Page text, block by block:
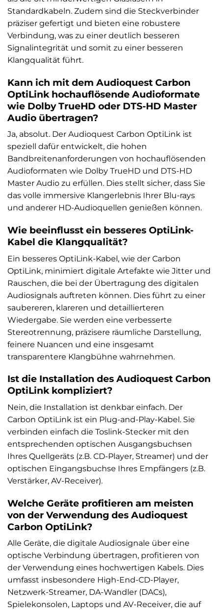
Standardkabeln. Zudem sind die Steckverbinder
präziser gefertigt und bieten eine robustere
Verbindung, was zu einer deutlich besseren
Signalintegrität und somit zu einer besseren
Klangqualität führt.
Kann ich mit dem Audioquest Carbon
OptiLink hochauflösende Audioformate
wie Dolby TrueHD oder DTS-HD Master
Audio übertragen?
Ja, absolut. Der Audioquest Carbon OptiLink ist
speziell dafür entwickelt, die hohen
Bandbreitenanforderungen von hochauflösenden
Audioformaten wie Dolby TrueHD und DTS-HD
Master Audio zu erfüllen. Dies stellt sicher, dass Sie
das volle immersive Klangerlebnis Ihrer Blu-rays
und anderer HD-Audioquellen genießen können.
Wie beeinflusst ein besseres OptiLink-
Kabel die Klangqualität?
Ein besseres OptiLink-Kabel, wie der Carbon
OptiLink, minimiert digitale Artefakte wie Jitter und
Rauschen, die bei der Übertragung des digitalen
Audiosignals auftreten können. Dies führt zu einer
saubereren, klareren und detaillierteren
Wiedergabe. Sie werden eine verbesserte
Stereotrennung, präzisere räumliche Darstellung,
feinere Nuancen und eine insgesamt
transparentere Klangbühne wahrnehmen.
Ist die Installation des Audioquest Carbon
OptiLink kompliziert?
Nein, die Installation ist denkbar einfach. Der
Carbon OptiLink ist ein Plug-and-Play-Kabel. Sie
verbinden einfach die Toslink-Stecker mit den
entsprechenden optischen Ausgangsbuchsen
Ihres Quellgeräts (z.B. CD-Player, Streamer) und der
optischen Eingangsbuchse Ihres Empfängers (z.B.
Verstärker, AV-Receiver).
Welche Geräte profitieren am meisten
von der Verwendung des Audioquest
Carbon OptiLink?
Alle Geräte, die digitale Audiosignale über eine
optische Verbindung übertragen, profitieren von
der Verwendung eines hochwertigen Kabels. Dies
umfasst insbesondere High-End-CD-Player,
Netzwerk-Streamer, DA-Wandler (DACs),
Spielekonsolen, Laptops und AV-Receiver, die auf